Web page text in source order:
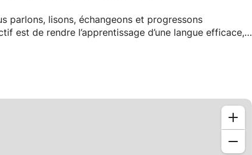
parlons, lisons, échangeons et progressons
est de rendre l’apprentissage d’une langue efficace,
pas à me contacter.